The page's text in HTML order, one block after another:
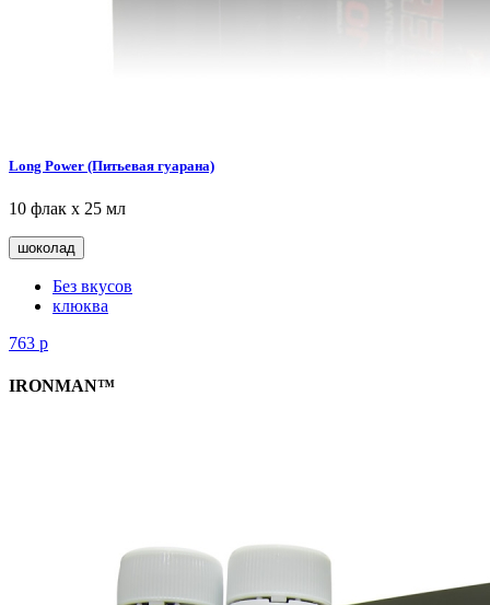
Long Power (Питьевая гуарана)
10 флак х 25 мл
шоколад
Без вкусов
клюква
763 р
IRONMAN™